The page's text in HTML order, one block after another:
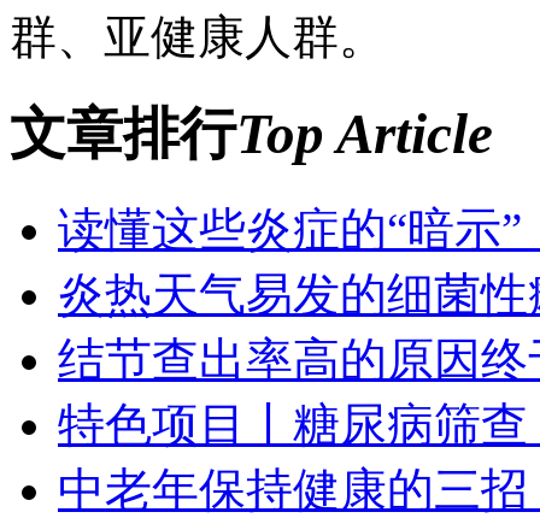
群、亚健康人群。
文章排行Top Article
读懂这些炎症的“暗示
炎热天气易发的细菌
结节查出率高的原因
特色项目丨糖尿病筛
中老年保持健康的三